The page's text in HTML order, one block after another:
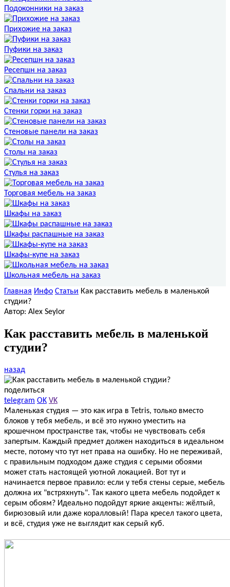
Подоконники на заказ
Прихожие на заказ
Пуфики на заказ
Ресепшн на заказ
Спальни на заказ
Стенки горки на заказ
Стеновые панели на заказ
Столы на заказ
Стулья на заказ
Торговая мебель на заказ
Шкафы на заказ
Шкафы распашные на заказ
Шкафы-купе на заказ
Школьная мебель на заказ
Главная Инфо Статьи Как расставить мебель в маленькой
студии?
Автор: Alex Seylor
Как расставить мебель в маленькой
студии?
назад
поделиться
telegram OK VK
Маленькая студия — это как игра в Tetris, только вместо
блоков у тебя мебель, и всё это нужно уместить на
крошечном пространстве так, чтобы не чувствовать себя
запертым. Каждый предмет должен находиться в идеальном
месте, потому что тут нет права на ошибку. Но не переживай,
с правильным подходом даже студия с серыми обоями
может стать настоящей уютной локацией. Вот тут и
начинается первое правило: если у тебя стены серые, мебель
должна их "встряхнуть". Так какого цвета мебель подойдет к
серым обоям? Идеально подойдут яркие акценты: жёлтый,
бирюзовый или даже коралловый! Пара кресел такого цвета,
и всё, студия уже не выглядит как серый куб.